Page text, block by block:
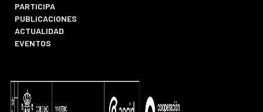
PARTICIPA
PUBLICACIONES
ACTUALIDAD
EVENTOS